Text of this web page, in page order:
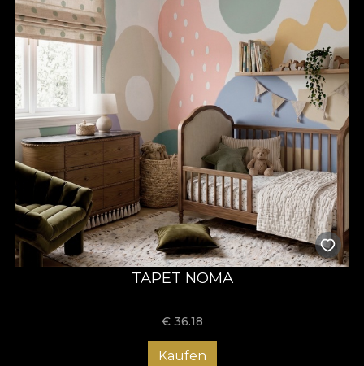
TAPET NOMA
€ 36.18
Kaufen